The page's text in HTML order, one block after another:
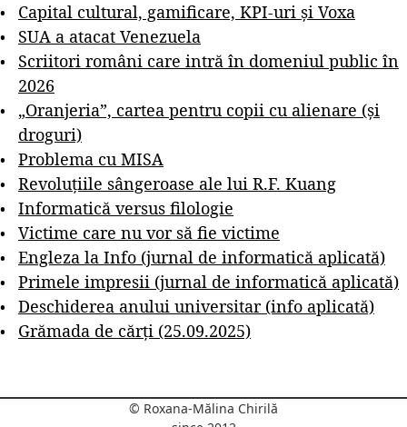
Capital cultural, gamificare, KPI-uri și Voxa
SUA a atacat Venezuela
Scriitori români care intră în domeniul public în
2026
„Oranjeria”, cartea pentru copii cu alienare (și
droguri)
Problema cu MISA
Revoluțiile sângeroase ale lui R.F. Kuang
Informatică versus filologie
Victime care nu vor să fie victime
Engleza la Info (jurnal de informatică aplicată)
Primele impresii (jurnal de informatică aplicată)
Deschiderea anului universitar (info aplicată)
Grămada de cărți (25.09.2025)
© Roxana-Mălina Chirilă